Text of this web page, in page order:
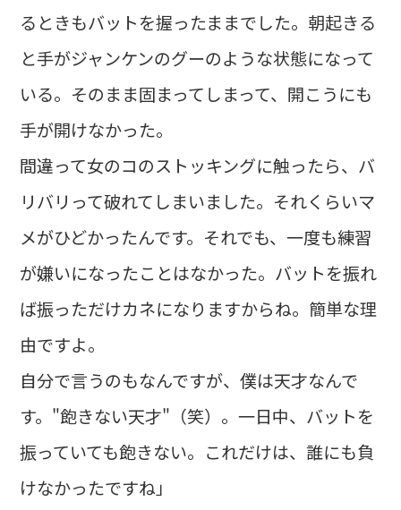
るときもバットを握ったままでした。朝起きる
と手がジャンケンのグーのような状態になって
いる。そのまま固まってしまって、開こうにも
手が開けなかった。
間違って女のコのストッキングに触ったら、バ
リバリって破れてしまいました。それくらいマ
メがひどかったんです。それでも、一度も練習
が嫌いになったことはなかった。バットを振れ
ば振っただけカネになりますからね。簡単な理
由ですよ。
自分で言うのもなんですが、僕は天才なんで
す。"飽きない天才"（笑）。一日中、バットを
振っていても飽きない。これだけは、誰にも負
けなかったですね」